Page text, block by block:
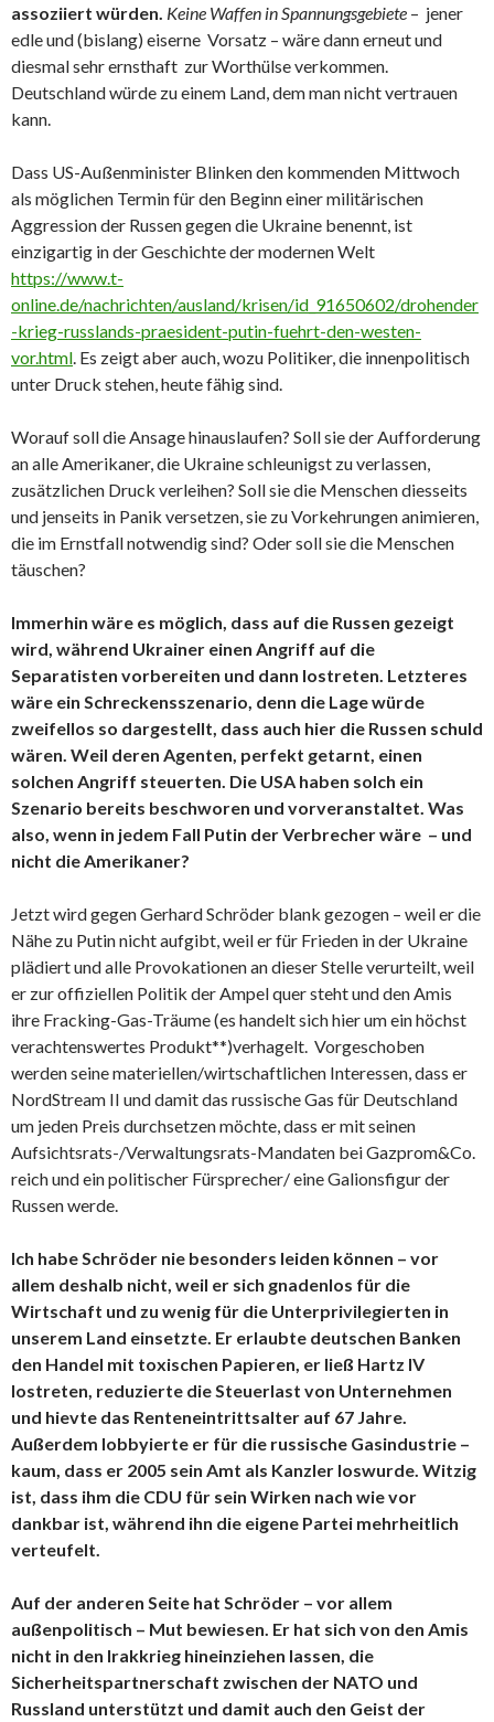
assoziiert würden. Keine Waffen in Spannungsgebiete – jener
edle und (bislang) eiserne Vorsatz – wäre dann erneut und
diesmal sehr ernsthaft zur Worthülse verkommen.
Deutschland würde zu einem Land, dem man nicht vertrauen
kann.
Dass US-Außenminister Blinken den kommenden Mittwoch
als möglichen Termin für den Beginn einer militärischen
Aggression der Russen gegen die Ukraine benennt, ist
einzigartig in der Geschichte der modernen Welt
https://www.t-
online.de/nachrichten/ausland/krisen/id_91650602/drohender
-krieg-russlands-praesident-putin-fuehrt-den-westen-
vor.html. Es zeigt aber auch, wozu Politiker, die innenpolitisch
unter Druck stehen, heute fähig sind.
Worauf soll die Ansage hinauslaufen? Soll sie der Aufforderung
an alle Amerikaner, die Ukraine schleunigst zu verlassen,
zusätzlichen Druck verleihen? Soll sie die Menschen diesseits
und jenseits in Panik versetzen, sie zu Vorkehrungen animieren,
die im Ernstfall notwendig sind? Oder soll sie die Menschen
täuschen?
Immerhin wäre es möglich, dass auf die Russen gezeigt
wird, während Ukrainer einen Angriff auf die
Separatisten vorbereiten und dann lostreten. Letzteres
wäre ein Schreckensszenario, denn die Lage würde
zweifellos so dargestellt, dass auch hier die Russen schuld
wären. Weil deren Agenten, perfekt getarnt, einen
solchen Angriff steuerten. Die USA haben solch ein
Szenario bereits beschworen und vorveranstaltet. Was
also, wenn in jedem Fall Putin der Verbrecher wäre – und
nicht die Amerikaner?
Jetzt wird gegen Gerhard Schröder blank gezogen – weil er die
Nähe zu Putin nicht aufgibt, weil er für Frieden in der Ukraine
plädiert und alle Provokationen an dieser Stelle verurteilt, weil
er zur offiziellen Politik der Ampel quer steht und den Amis
ihre Fracking-Gas-Träume (es handelt sich hier um ein höchst
verachtenswertes Produkt**)verhagelt. Vorgeschoben
werden seine materiellen/wirtschaftlichen Interessen, dass er
NordStream II und damit das russische Gas für Deutschland
um jeden Preis durchsetzen möchte, dass er mit seinen
Aufsichtsrats-/Verwaltungsrats-Mandaten bei Gazprom&Co.
reich und ein politischer Fürsprecher/ eine Galionsfigur der
Russen werde.
Ich habe Schröder nie besonders leiden können – vor
allem deshalb nicht, weil er sich gnadenlos für die
Wirtschaft und zu wenig für die Unterprivilegierten in
unserem Land einsetzte. Er erlaubte deutschen Banken
den Handel mit toxischen Papieren, er ließ Hartz IV
lostreten, reduzierte die Steuerlast von Unternehmen
und hievte das Renteneintrittsalter auf 67 Jahre.
Außerdem lobbyierte er für die russische Gasindustrie –
kaum, dass er 2005 sein Amt als Kanzler loswurde. Witzig
ist, dass ihm die CDU für sein Wirken nach wie vor
dankbar ist, während ihn die eigene Partei mehrheitlich
verteufelt.
Auf der anderen Seite hat Schröder – vor allem
außenpolitisch – Mut bewiesen. Er hat sich von den Amis
nicht in den Irakkrieg hineinziehen lassen, die
Sicherheitspartnerschaft zwischen der NATO und
Russland unterstützt und damit auch den Geist der